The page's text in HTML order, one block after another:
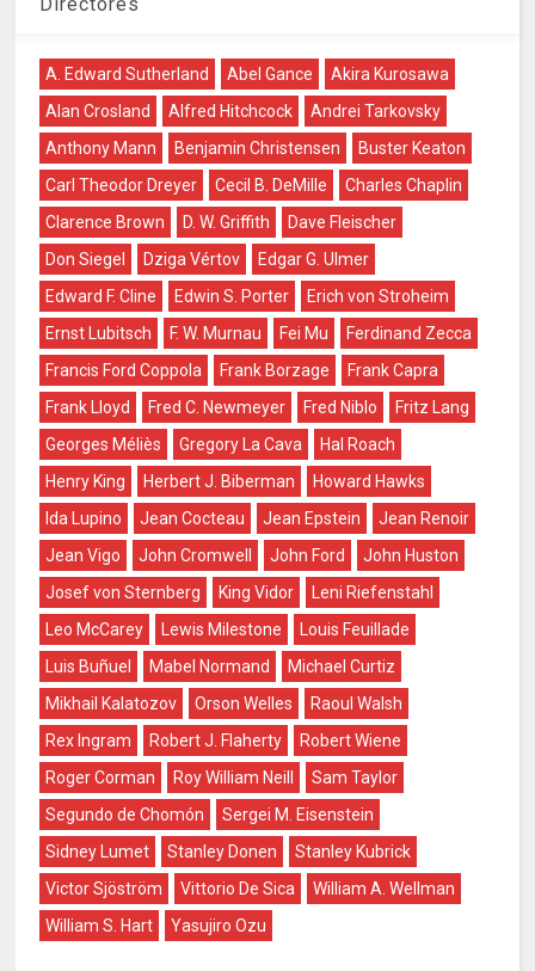
A. Edward Sutherland Abel Gance
Akira Kurosawa
Alan Crosland
Alfred Hitchcock
Andrei Tarkovsky
Anthony Mann
Benjamin Christensen
Buster Keaton
Carl Theodor Dreyer
Cecil B. DeMille
Charles Chaplin
Clarence Brown
D. W. Griffith
Dave Fleischer
Don Siegel
Dziga Vértov
Edgar G. Ulmer
Edward F. Cline
Edwin S. Porter
Erich von Stroheim
Ernst Lubitsch
F. W. Murnau Fei Mu
Ferdinand Zecca
Francis Ford Coppola
Frank Borzage
Frank Capra
Frank Lloyd
Fred C. Newmeyer Fred Niblo
Fritz Lang
Georges Méliès
Gregory La Cava
Hal Roach
Henry King
Herbert J. Biberman
Howard Hawks
Ida Lupino
Jean Cocteau Jean Epstein
Jean Renoir
Jean Vigo
John Cromwell John Ford
John Huston
Josef von Sternberg
King Vidor
Leni Riefenstahl
Leo McCarey
Lewis Milestone
Louis Feuillade
Luis Buñuel
Mabel Normand
Michael Curtiz
Mikhail Kalatozov
Orson Welles
Raoul Walsh
Rex Ingram
Robert J. Flaherty
Robert Wiene
Roger Corman
Roy William Neill
Sam Taylor
Segundo de Chomón
Sergei M. Eisenstein
Sidney Lumet
Stanley Donen
Stanley Kubrick
Victor Sjöström
Vittorio De Sica
William A. Wellman
William S. Hart
Yasujiro Ozu